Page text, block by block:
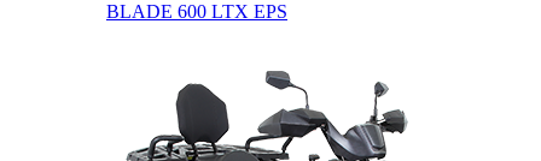
BLADE 600 LTX EPS